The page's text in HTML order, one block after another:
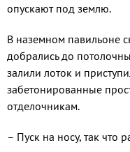
опускают под землю.
В наземном павильоне
добрались до
залили лоток и
забетонированные
отделочникам.
– Пуск на носу, так что